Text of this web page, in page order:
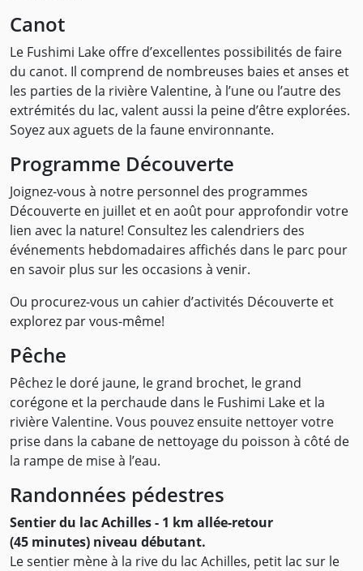
Canot
Le Fushimi Lake offre d’excellentes possibilités de faire
du canot. Il comprend de nombreuses baies et anses et
les parties de la rivière Valentine, à l’une ou l’autre des
extrémités du lac, valent aussi la peine d’être explorées.
Soyez aux aguets de la faune environnante.
Programme Découverte
Joignez-vous à notre personnel des programmes
Découverte en juillet et en août pour approfondir votre
lien avec la nature! Consultez les calendriers des
événements hebdomadaires affichés dans le parc pour
en savoir plus sur les occasions à venir.
Ou procurez-vous un cahier d’activités Découverte et
explorez par vous-même!
Pêche
Pêchez le doré jaune, le grand brochet, le grand
corégone et la perchaude dans le Fushimi Lake et la
rivière Valentine. Vous pouvez ensuite nettoyer votre
prise dans la cabane de nettoyage du poisson à côté de
la rampe de mise à l’eau.
Randonnées pédestres
Sentier du lac Achilles - 1 km allée-retour
(45 minutes) niveau débutant.
Le sentier mène à la rive du lac Achilles, petit lac sur le